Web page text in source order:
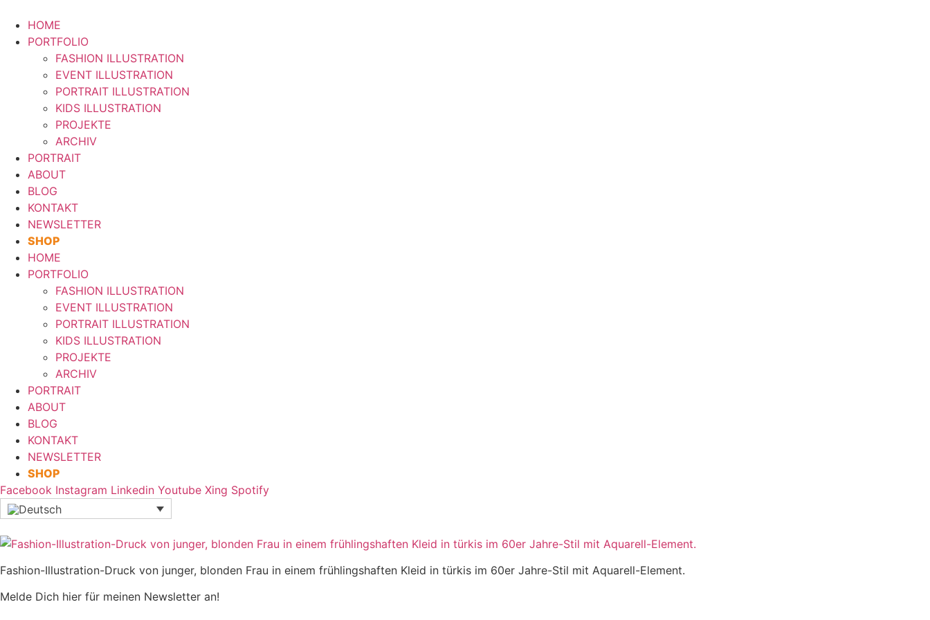
Inhalt
springen
HOME
PORTFOLIO
FASHION ILLUSTRATION
EVENT ILLUSTRATION
PORTRAIT ILLUSTRATION
KIDS ILLUSTRATION
PROJEKTE
ARCHIV
PORTRAIT
ABOUT
BLOG
KONTAKT
NEWSLETTER
SHOP
HOME
PORTFOLIO
FASHION ILLUSTRATION
EVENT ILLUSTRATION
PORTRAIT ILLUSTRATION
KIDS ILLUSTRATION
PROJEKTE
ARCHIV
PORTRAIT
ABOUT
BLOG
KONTAKT
NEWSLETTER
SHOP
Facebook Instagram Linkedin Youtube Xing Spotify
Fashion-Illustration-Druck von junger, blonden Frau in einem frühlingshaften Kleid in türkis im 60er Jahre-Stil mit Aquarell-Element.
Melde Dich hier für meinen Newsletter an!